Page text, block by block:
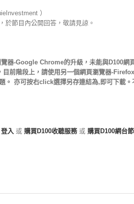
）
於節目內公開回答，敬請見諒。
器-Google Chrome的升級，未能與D100網
目前階段上，請使用另一個網頁瀏覽器-
。 亦可按右click選擇另存連結為,即可下載。
登入 或 購買D100收聽服務 或 購買D100網台節